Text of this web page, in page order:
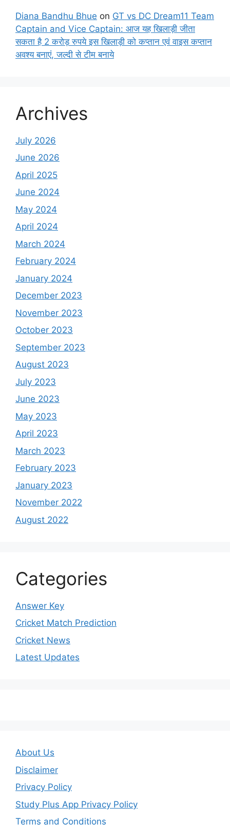
Diana Bandhu Bhue on GT vs DC Dream11 Team
Captain and Vice Captain: आज यह खिलाड़ी जीता
सकता है 2 करोड़ रुपये इस खिलाड़ी को कप्तान एवं वाइस कप्तान
अवश्य बनाएं, जल्दी से टीम बनाये
Archives
July 2026
June 2026
April 2025
June 2024
May 2024
April 2024
March 2024
February 2024
January 2024
December 2023
November 2023
October 2023
September 2023
August 2023
July 2023
June 2023
May 2023
April 2023
March 2023
February 2023
January 2023
November 2022
August 2022
Categories
Answer Key
Cricket Match Prediction
Cricket News
Latest Updates
About Us
Disclaimer
Privacy Policy
Study Plus App Privacy Policy
Terms and Conditions